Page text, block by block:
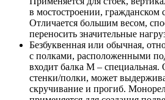
в мостостроении, гражданском
Отличается большим весом,
переносить значительные
Безбуквенная или обычная,
с полками, расположенными
входит балка М –
стенки/полки, может
скручивание и прогиб.